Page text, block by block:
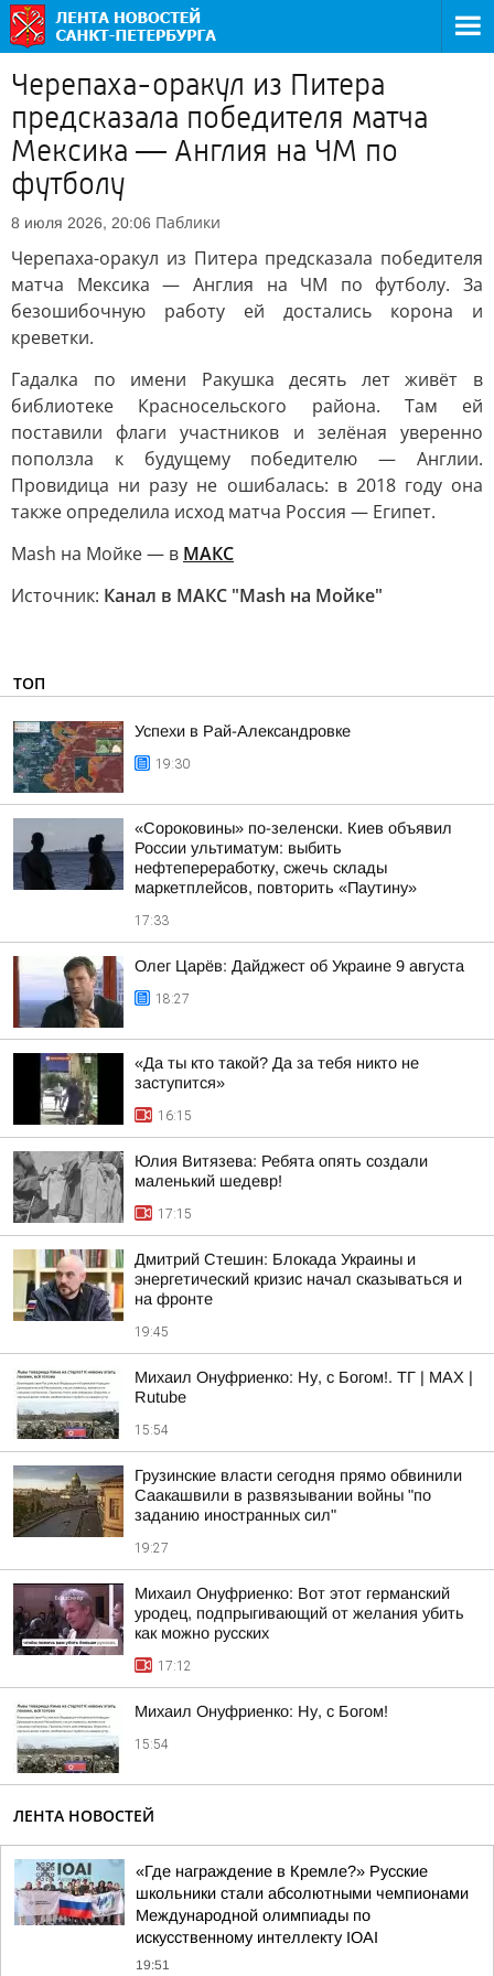
Черепаха-оракул из Питера
предсказала победителя матча
Мексика — Англия на ЧМ по
футболу
8 июля 2026, 20:06 Паблики
Черепаха-оракул из Питера предсказала победителя
матча Мексика — Англия на ЧМ по футболу. За
безошибочную работу ей достались корона и
креветки.
Гадалка по имени Ракушка десять лет живёт в
библиотеке Красносельского района. Там ей
поставили флаги участников и зелёная уверенно
поползла к будущему победителю — Англии.
Провидица ни разу не ошибалась: в 2018 году она
также определила исход матча Россия — Египет.
Mash на Мойке — в МАКС
Источник: Канал в МАКС "Mash на Мойке"
ТОП
Успехи в Рай-Александровке
19:30
«Сороковины» по-зеленски. Киев объявил
России ультиматум: выбить
нефтепереработку, сжечь склады
маркетплейсов, повторить «Паутину»
17:33
Олег Царёв: Дайджест об Украине 9 августа
18:27
«Да ты кто такой? Да за тебя никто не
заступится»
16:15
Юлия Витязева: Ребята опять создали
маленький шедевр!
17:15
Дмитрий Стешин: Блокада Украины и
энергетический кризис начал сказываться и
на фронте
19:45
Михаил Онуфриенко: Ну, с Богом!. ТГ | МАХ |
Rutube
15:54
Грузинские власти сегодня прямо обвинили
Саакашвили в развязывании войны "по
заданию иностранных сил"
19:27
Михаил Онуфриенко: Вот этот германский
уродец, подпрыгивающий от желания убить
как можно русских
17:12
Михаил Онуфриенко: Ну, с Богом!
15:54
ЛЕНТА НОВОСТЕЙ
«Где награждение в Кремле?» Русские
школьники стали абсолютными чемпионами
Международной олимпиады по
искусственному интеллекту IOAI
19:51